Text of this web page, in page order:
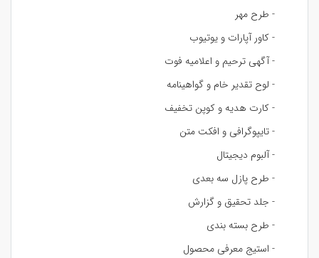
- طرح مهر
- کاور آپارات و یوتیوب
- آگهی ترحیم و اعلامیه فوت
- لوح تقدیر خام و گواهینامه
- کارت هدیه و کوپن تخفیف
- تایپوگرافی و افکت متن
- آلبوم دیجیتال
- طرح پازل سه بعدی
- جلد تحقیق و گزارش
- طرح بسته بندی
- استیج معرفی محصول